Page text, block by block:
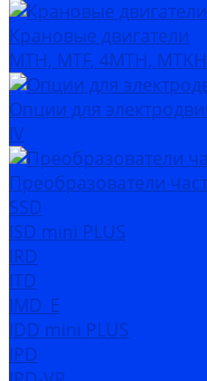
Крановые двигатели
MTH, MTF, 4MTH, MTKH
Опции для
IV
Преобразователи
SSD
ISD mini PLUS
IRD
ITD
IMD_E
IDD mini PLUS
IPD